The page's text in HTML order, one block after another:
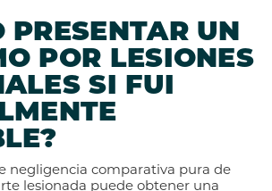
PRESENTAR UN
POR LESIONES
SI FUI
negligencia comparativa pura de
lesionada puede obtener una